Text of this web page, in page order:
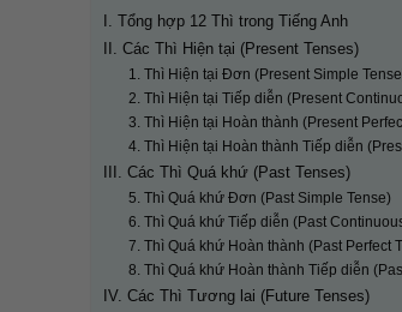
I. Tổng hợp 12 Thì trong Tiếng Anh
II. Các Thì Hiện tại (Present Tenses)
1. Thì Hiện tại Đơn (Present Simple
2. Thì Hiện tại Tiếp diễn (Present
3. Thì Hiện tại Hoàn thành (Present
4. Thì Hiện tại Hoàn thành Tiếp diễn
III. Các Thì Quá khứ (Past Tenses)
5. Thì Quá khứ Đơn (Past Simple Tense)
6. Thì Quá khứ Tiếp diễn (Past
7. Thì Quá khứ Hoàn thành (Past Perfect
8. Thì Quá khứ Hoàn thành Tiếp diễn
IV. Các Thì Tương lai (Future Tenses)